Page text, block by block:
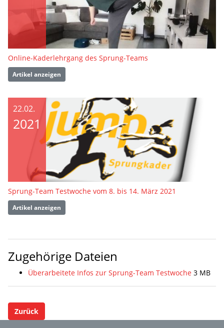
Online-Kaderlehrgang des Sprung-Teams
Artikel anzeigen
22.02.
2021
Sprung-Team Testwoche vom 8. bis 14. März 2021
Artikel anzeigen
Zugehörige Dateien
Überarbeitete Infos zur Sprung-Team Testwoche 3 MB
Zurück